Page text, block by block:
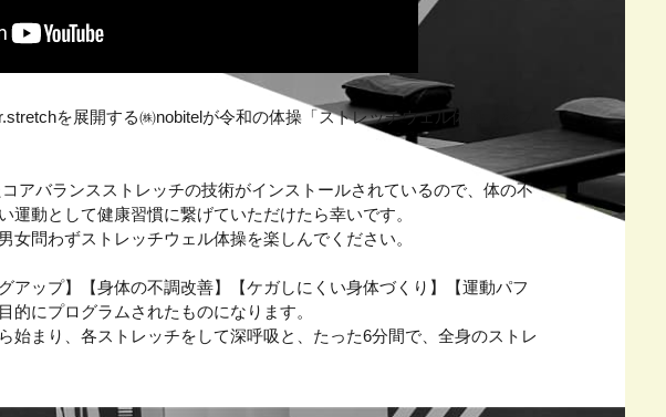
を展開する㈱nobitelが令和の体操「ストレッチウェル体操」をプ
コアバランスストレッチの技術がインストールされているので、体の不
運動として健康習慣に繋げていただけたら幸いです。
女問わずストレッチウェル体操を楽しんでください。
アップ】【身体の不調改善】【ケガしにくい身体づくり】【運動パフ
的にプログラムされたものになります。
始まり、各ストレッチをして深呼吸と、たった6分間で、全身のストレ